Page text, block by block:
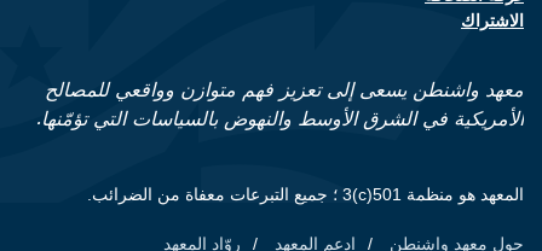
الاشتراك
معهد واشنطن يسعى إلى تعزيز فهم متوازن وواقعي للمصالح
الأمريكية في الشرق الأوسط والنهوض بالسياسات التي تؤمّنها.
المعهد هو منظمة 501(c)3 ؛ جميع التبرعات معفاة من الضرائب.
حول معهد واشنطن ادعم المعهد روّاد المعهد